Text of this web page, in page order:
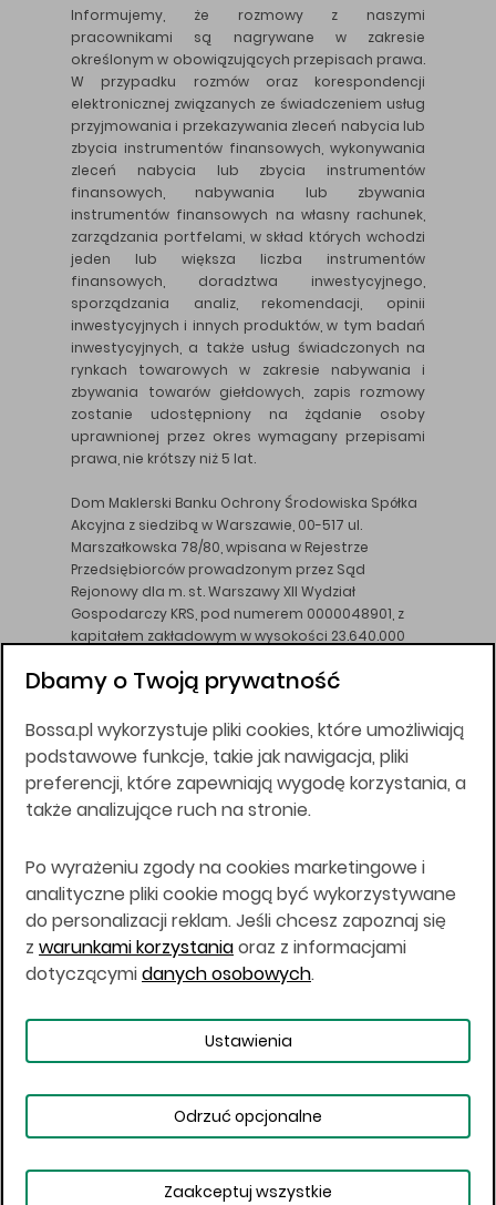
Informujemy, że rozmowy z naszymi
pracownikami są nagrywane w zakresie
określonym w obowiązujących przepisach prawa.
W przypadku rozmów oraz korespondencji
elektronicznej związanych ze świadczeniem usług
przyjmowania i przekazywania zleceń nabycia lub
zbycia instrumentów finansowych, wykonywania
zleceń nabycia lub zbycia instrumentów
finansowych, nabywania lub zbywania
instrumentów finansowych na własny rachunek,
zarządzania portfelami, w skład których wchodzi
jeden lub większa liczba instrumentów
finansowych, doradztwa inwestycyjnego,
sporządzania analiz, rekomendacji, opinii
inwestycyjnych i innych produktów, w tym badań
inwestycyjnych, a także usług świadczonych na
rynkach towarowych w zakresie nabywania i
zbywania towarów giełdowych, zapis rozmowy
zostanie udostępniony na żądanie osoby
uprawnionej przez okres wymagany przepisami
prawa, nie krótszy niż 5 lat.
Dom Maklerski Banku Ochrony Środowiska Spółka
Akcyjna z siedzibą w Warszawie, 00-517 ul.
Marszałkowska 78/80, wpisana w Rejestrze
Przedsiębiorców prowadzonym przez Sąd
Rejonowy dla m. st. Warszawy XII Wydział
Gospodarczy KRS, pod numerem 0000048901, z
kapitałem zakładowym w wysokości 23.640.000
DM BOŚ działa na podstawie zezwolenia KNF z dnia
Wszelkie informacje na niniejszej stronie w tym
informacje o produktach inwestycyjnych nie są
kierowane do osób mających miejsce
zamieszkania lub pobytu w Stanach
Japonii, ani w dowolnej innej jurysdykcji, w której
taki materiał byłby sprzeczny z prawem lub w
których zgodne z prawem nabycie produktów
inwestycyjnych nie jest możliwe lub w której nie
jest możliwe złożenie oferty. Prawa obowiązujące
w danej jurysdykcji określają, czy jest możliwe
nabycie poszczególnych produktów
Copyright © 2026 BOŚ | BOSSA.PL
Warunki korzystania
Dane osobowe
Dbamy o Twoją prywatność
Bossa.pl wykorzystuje pliki cookies, które umożliwiają
podstawowe funkcje, takie jak nawigacja, pliki
preferencji, które zapewniają wygodę korzystania, a
także analizujące ruch na stronie.
Po wyrażeniu zgody na cookies marketingowe i
analityczne pliki cookie mogą być wykorzystywane
do personalizacji reklam. Jeśli chcesz zapoznaj się
z warunkami korzystaniaoraz z informacjami
dotyczącymidanych osobowych.
Ustawienia
Odrzuć opcjonalne
Zaakceptuj wszystkie